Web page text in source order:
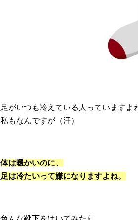
足がいつも冷えている人っていますよ
私もなんですが（汗）
体は暖かいのに、
足は冷たいって嫌になりますよね。